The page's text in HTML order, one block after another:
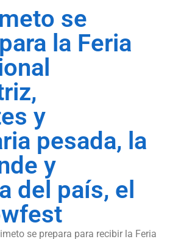
se
la Feria
y
pesada, la
y
del país, el
se prepara para recibir la Feria